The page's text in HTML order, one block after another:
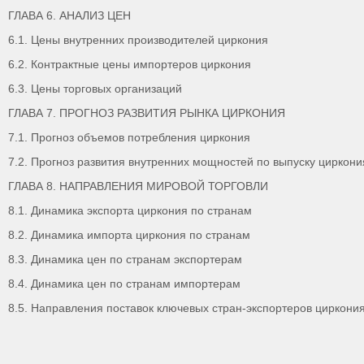
ГЛАВА 6. АНАЛИЗ ЦЕН
6.1. Цены внутренних производителей циркония
6.2. Контрактные цены импортеров циркония
6.3. Цены торговых организаций
ГЛАВА 7. ПРОГНОЗ РАЗВИТИЯ РЫНКА ЦИРКОНИЯ
7.1. Прогноз объемов потребления циркония
7.2. Прогноз развития внутренних мощностей по выпуску
ГЛАВА 8. НАПРАВЛЕНИЯ МИРОВОЙ ТОРГОВЛИ
8.1. Динамика экспорта циркония по странам
8.2. Динамика импорта циркония по странам
8.3. Динамика цен по странам экспортерам
8.4. Динамика цен по странам импортерам
8.5. Направления поставок ключевых стран-экспортеров циркония